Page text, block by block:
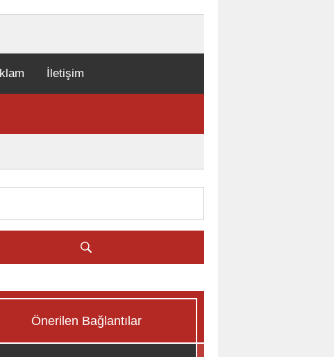
İletişim
Önerilen Bağlantılar